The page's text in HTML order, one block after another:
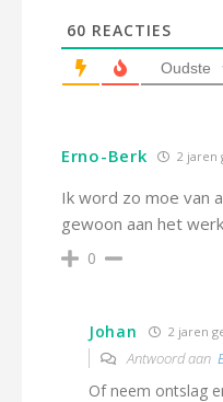
60 REACTIES
Oudste
Erno-Berk 2 jaren
Ik word zo moe van
gewoon aan het werk
0
Johan 2 jaren
Antwoord aan
Of neem ontslag